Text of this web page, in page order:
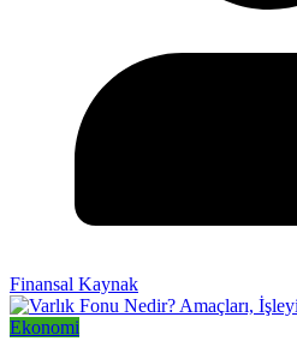
Finansal Kaynak
Ekonomi